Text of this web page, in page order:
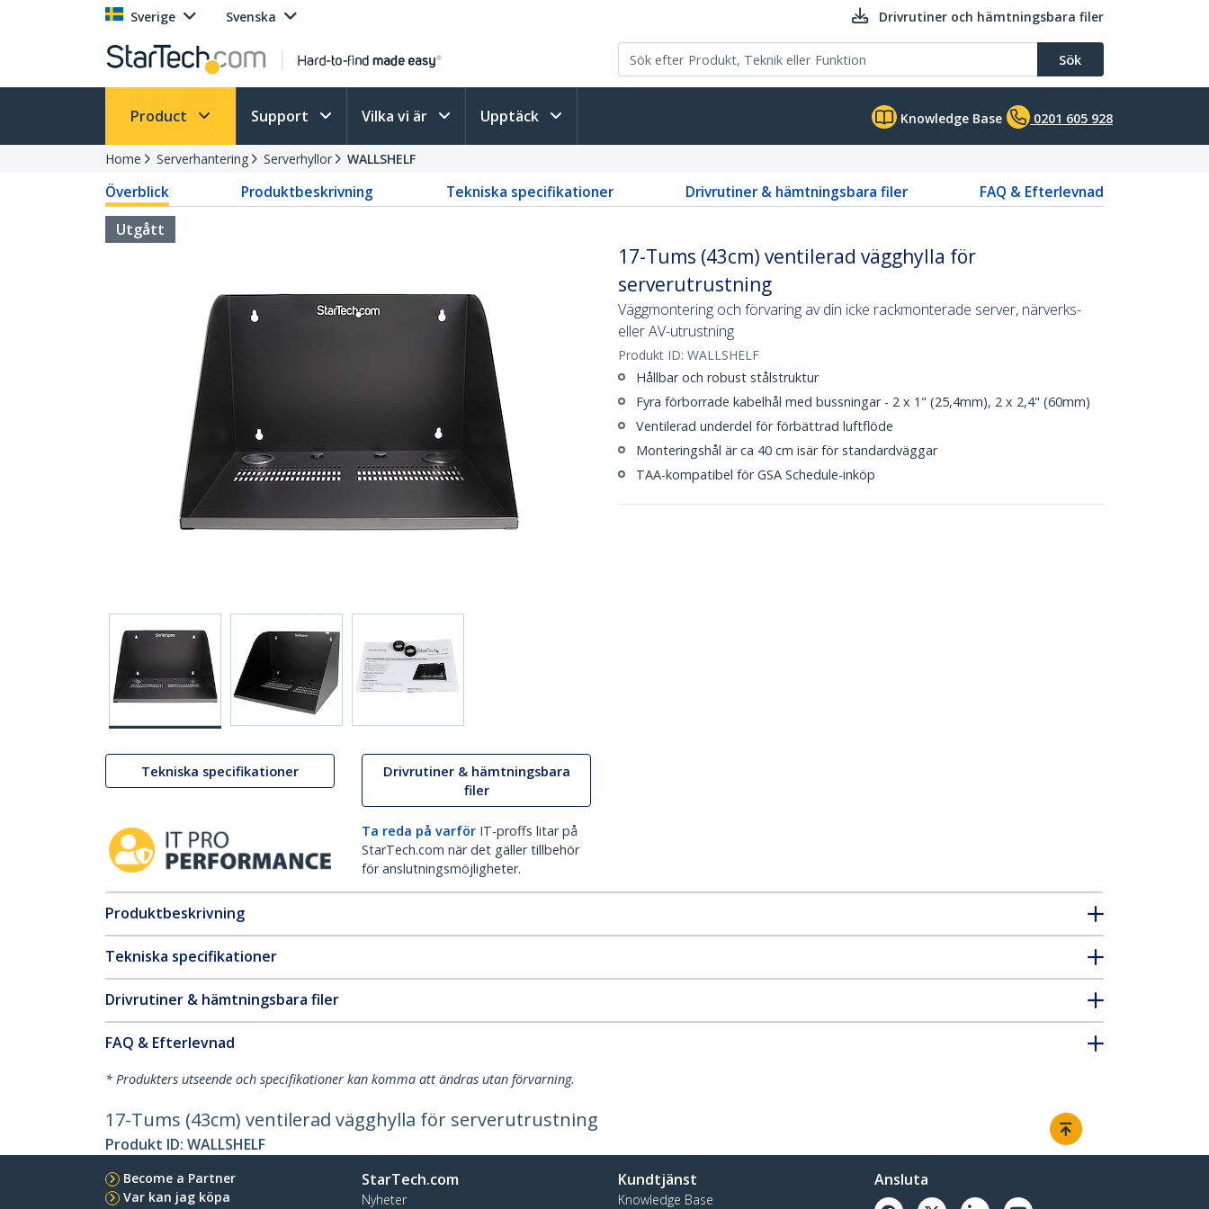
Sverige Svenska Drivrutiner och hämtningsbara filer
Sök
Product Support Vilka vi är Upptäck Knowledge Base 0201 605 928
Home Serverhantering Serverhyllor WALLSHELF
Överblick Produktbeskrivning Tekniska specifikationer Drivrutiner & hämtningsbara filer
FAQ & Efterlevnad
Utgått
Tekniska specifikationer
Drivrutiner & hämtningsbara
filer
Ta reda på varför IT-proffs litar på
StarTech.com när det gäller tillbehör
för anslutningsmöjligheter.
17-Tums (43cm) ventilerad vägghylla för
serverutrustning
Väggmontering och förvaring av din icke rackmonterade server, närverks-
eller AV-utrustning
Produkt ID: WALLSHELF
Hållbar och robust stålstruktur
Fyra förborrade kabelhål med bussningar - 2 x 1" (25,4mm), 2 x 2,4" (60mm)
Ventilerad underdel för förbättrad luftflöde
Monteringshål är ca 40 cm isär för standardväggar
TAA-kompatibel för GSA Schedule-inköp
Produktbeskrivning
Tekniska specifikationer
Drivrutiner & hämtningsbara filer
FAQ & Efterlevnad
* Produkters utseende och specifikationer kan komma att ändras utan förvarning.
17-Tums (43cm) ventilerad vägghylla för serverutrustning
Produkt ID: WALLSHELF
Become a Partner
Var kan jag köpa
StarTech.com
Nyheter
Kundtjänst
Knowledge Base
Ansluta